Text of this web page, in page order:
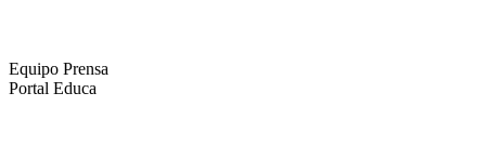
Equipo Prensa
Portal Educa